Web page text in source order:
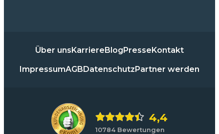
Über unsKarriereBlogPresseKontakt
ImpressumAGBDatenschutzPartner werden
4,4
10784 Bewertungen